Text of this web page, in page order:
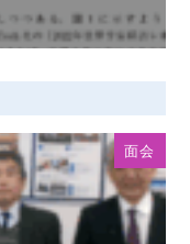
面会